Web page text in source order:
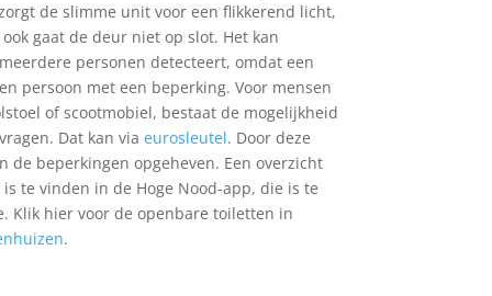
de slimme unit voor een flikkerend licht,
gaat de deur niet op slot. Het kan
personen detecteert, omdat een
persoon met een beperking. Voor mensen
of scootmobiel, bestaat de mogelijkheid
Dat kan via eurosleutel. Door deze
de beperkingen opgeheven. Een overzicht
te vinden in de Hoge Nood-app, die is te
Klik hier voor de openbare toiletten in
.